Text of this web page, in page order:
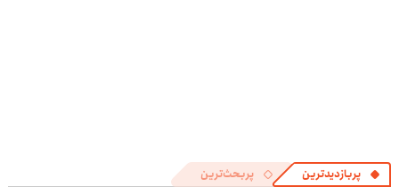
پربازدیدترین پربحث‌ترین